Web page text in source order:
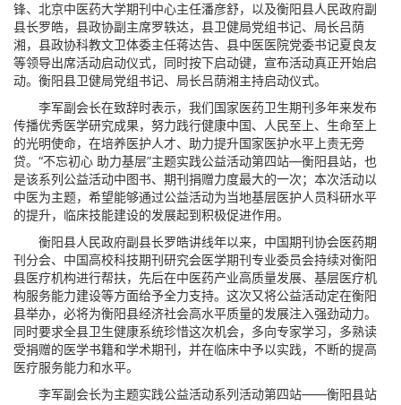
锋、北京中医药大学期刊中心主任潘彦舒，以及衡阳县人民政府副
县长罗皓，县政协副主席罗轶达，县卫健局党组书记、局长吕荫
湘，县政协科教文卫体委主任蒋达告、县中医医院党委书记夏良友
等领导出席活动启动仪式，同时按下启动键，宣布活动真正开始启
动。衡阳县卫健局党组书记、局长吕荫湘主持启动仪式。
李军副会长在致辞时表示，我们国家医药卫生期刊多年来发布
传播优秀医学研究成果，努力践行健康中国、人民至上、生命至上
的光明使命，在培养医护人才、助力提升国家医护水平上责无旁
贷。“不忘初心 助力基层”主题实践公益活动第四站—衡阳县站，也
是该系列公益活动中图书、期刊捐赠力度最大的一次；本次活动以
中医为主题，希望能够通过公益活动为当地基层医护人员科研水平
的提升，临床技能建设的发展起到积极促进作用。
衡阳县人民政府副县长罗皓讲线年以来，中国期刊协会医药期
刊分会、中国高校科技期刊研究会医学期刊专业委员会持续对衡阳
县医疗机构进行帮扶，先后在中医药产业高质量发展、基层医疗机
构服务能力建设等方面给予全力支持。这次又将公益活动定在衡阳
县举办，必将为衡阳县经济社会高水平质量的发展注入强劲动力。
同时要求全县卫生健康系统珍惜这次机会，多向专家学习，多熟读
受捐赠的医学书籍和学术期刊，并在临床中予以实践，不断的提高
医疗服务能力和水平。
李军副会长为主题实践公益活动系列活动第四站——衡阳县站